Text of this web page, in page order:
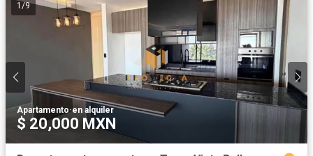
1 /9
Apartamento·en alquiler
$ 20,000 MXN